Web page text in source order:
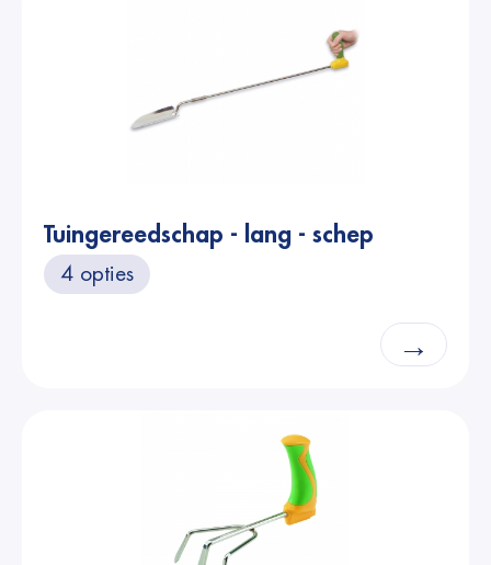
Tuingereedschap - lang - schep
4 opties
→